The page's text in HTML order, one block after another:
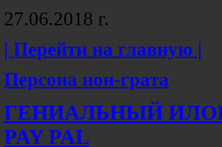
27.06.2018 г.
| Перейти на главную |
Персона нон-грата
ГЕНИАЛЬНЫЙ
PAY PAL